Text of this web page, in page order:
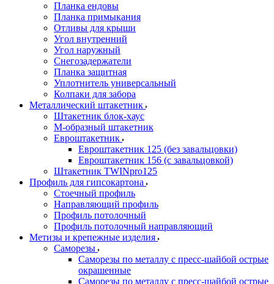
Планка ендовы
Планка примыкания
Отливы для крыши
Угол внутренний
Угол наружный
Снегозадержатели
Планка защитная
Уплотнитель универсальный
Колпаки для забора
Металлический штакетник
Штакетник блок-хаус
М-образный штакетник
Евроштакетник
Евроштакетник 125 (без завальцовки)
Евроштакетник 156 (с завальцовкой)
Штакетник TWINpro125
Профиль для гипсокартона
Стоечный профиль
Направляющий профиль
Профиль потолочный
Профиль потолочный направляющий
Метизы и крепежные изделия
Саморезы
Саморезы по металлу с пресс-шайбой острые
окрашенные
Саморезы по металлу с пресс-шайбой острые